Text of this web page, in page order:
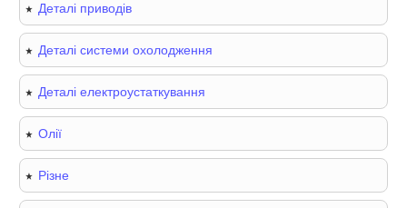
Деталі приводів
Деталі системи охолодження
Деталі електроустаткування
Олії
Різне